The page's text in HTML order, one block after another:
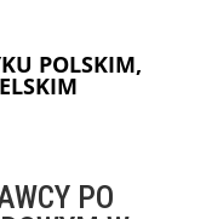
POLSKIM,
PO